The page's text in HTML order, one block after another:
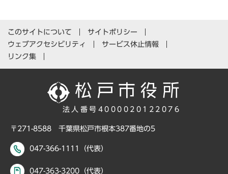
このサイトについて
サイトポリシー
ウェブアクセシビリティ
サービス休止情報
リンク集
法人番号4000020122076
〒271-8588 千葉県松戸市根本387番地の5
047-366-1111（代表）
047-363-3200（代表）